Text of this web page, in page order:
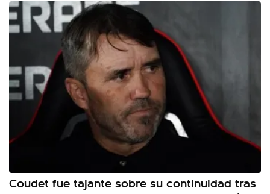
Coudet fue tajante sobre su continuidad tras